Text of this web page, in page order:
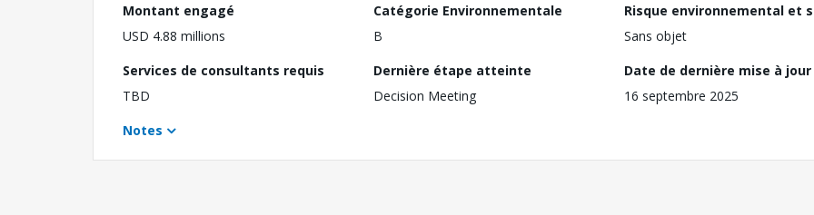
Montant engagé
USD 4.88 millions
Catégorie Environnementale
B
Risque environnemental et
Sans objet
Services de consultants requis
TBD
Dernière étape atteinte
Decision Meeting
Date de dernière mise à jour
16 septembre 2025
Notes